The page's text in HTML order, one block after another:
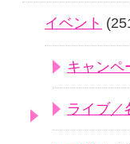
イベント
キャンペ
ライブ／